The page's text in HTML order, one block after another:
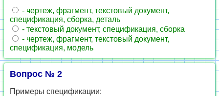
- чертеж, фрагмент, текстовый документ,
спецификация, сборка, деталь
- текстовый документ, спецификация, сборка
- чертеж, фрагмент, текстовый документ,
спецификация, модель
Вопрос № 2
Примеры спецификации: